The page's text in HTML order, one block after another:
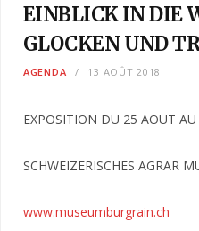
EINBLICK IN DIE
GLOCKEN UND
AGENDA 13 AOÛT 2018
EXPOSITION DU 25 AOUT
SCHWEIZERISCHES AGRAR
www.museumburgrain.ch